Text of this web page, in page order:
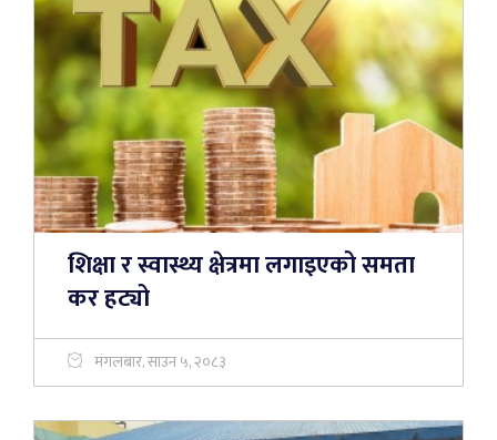
शिक्षा र स्वास्थ्य क्षेत्रमा लगाइएको समता
कर हट्यो
मंगलबार, साउन ५, २०८३